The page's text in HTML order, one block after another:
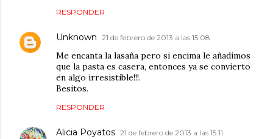
RESPONDER
Unknown 21 de febrero de 2013 a las 15:08
Me encanta la lasaña pero si encima le añadimos
que la pasta es casera, entonces ya se convierto
en algo irresistible!!!.
Besitos.
RESPONDER
Alicia Poyatos 21 de febrero de 2013 a las 15:11